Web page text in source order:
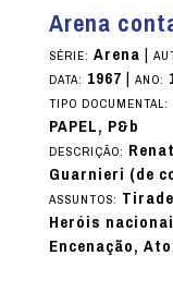
Arena
SÉRIE: Arena|
DATA: 1967| ANO:
TIPO DOCUMENTAL:
PAPEL, P&b
DESCRIÇÃO:
Guarnieri (de
ASSUNTOS:
Heróis
Encenação,